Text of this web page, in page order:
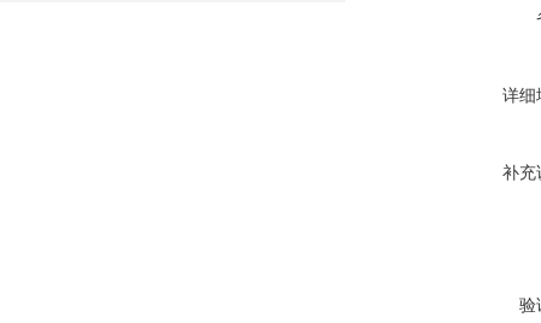
详细
补充
验